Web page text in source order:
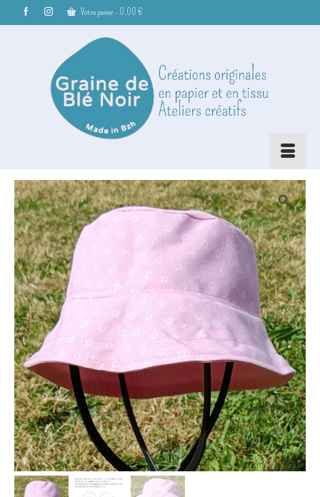
Votre panier- 0,00 €